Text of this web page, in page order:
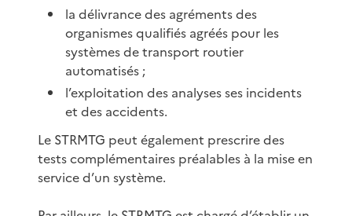
la délivrance des agréments des
organismes qualifiés agréés pour les
systèmes de transport routier
automatisés ;
l’exploitation des analyses ses incidents
et des accidents.
Le STRMTG peut également prescrire des
tests complémentaires préalables à la mise en
service d’un système.